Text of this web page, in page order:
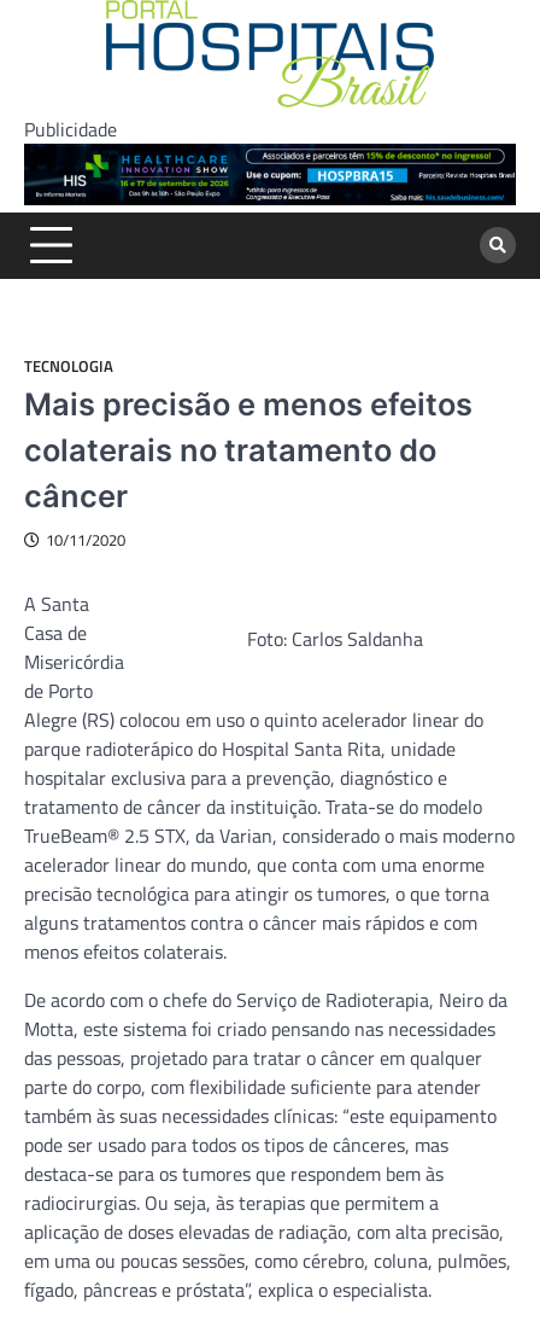
Publicidade
TECNOLOGIA
Mais precisão e menos efeitos
colaterais no tratamento do
câncer
10/11/2020
Foto: Carlos Saldanha
A Santa
Casa de
Misericórdia
de Porto
Alegre (RS) colocou em uso o quinto acelerador linear do
parque radioterápico do Hospital Santa Rita, unidade
hospitalar exclusiva para a prevenção, diagnóstico e
tratamento de câncer da instituição. Trata-se do modelo
TrueBeam® 2.5 STX, da Varian, considerado o mais moderno
acelerador linear do mundo, que conta com uma enorme
precisão tecnológica para atingir os tumores, o que torna
alguns tratamentos contra o câncer mais rápidos e com
menos efeitos colaterais.
De acordo com o chefe do Serviço de Radioterapia, Neiro da
Motta, este sistema foi criado pensando nas necessidades
das pessoas, projetado para tratar o câncer em qualquer
parte do corpo, com flexibilidade suficiente para atender
também às suas necessidades clínicas: “este equipamento
pode ser usado para todos os tipos de cânceres, mas
destaca-se para os tumores que respondem bem às
radiocirurgias. Ou seja, às terapias que permitem a
aplicação de doses elevadas de radiação, com alta precisão,
em uma ou poucas sessões, como cérebro, coluna, pulmões,
fígado, pâncreas e próstata”, explica o especialista.